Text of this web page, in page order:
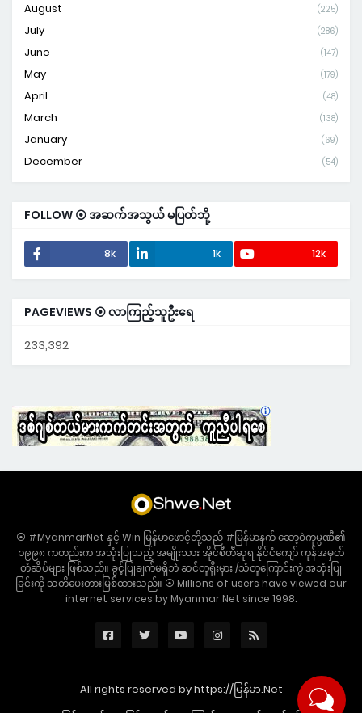
August (225)
July (286)
June (147)
May (179)
April (48)
March (138)
January (69)
December (54)
FOLLOW ⦿ အဆက်အသွယ် မပြတ်ဘို့
8k 1k 12k
PAGEVIEWS ⦿ လာကြည့်သူဦးရေ
233,392
⦿ #MyanmarNet နှင့် Win မြန်မာဖောင့်တို့သည် #မြန်မာနက် ဆော့ဝဲကုမ္ပဏီ၏
၁၉၉၈ ကတည်းက အသုံးပြုသည့် အမျိုးသား အိုင်စီတီဆုရ နိုင်ငံကျော် ကုန်အမှတ်
တံဆိပ်များ ဖြစ်သည်။ ခွင့်ပြုချက်မရှိဘဲ ဆင်တူရိုးမှား /သံတူကြောင်းကွဲ အသုံးပြု
ခြင်းကို သတိပေးတားမြစ်ထားသည်။ ⦿ Millions of users have viewed our
internet services by Myanmar Net since 1998.
All rights reserved by https://မြန်မာ.Net